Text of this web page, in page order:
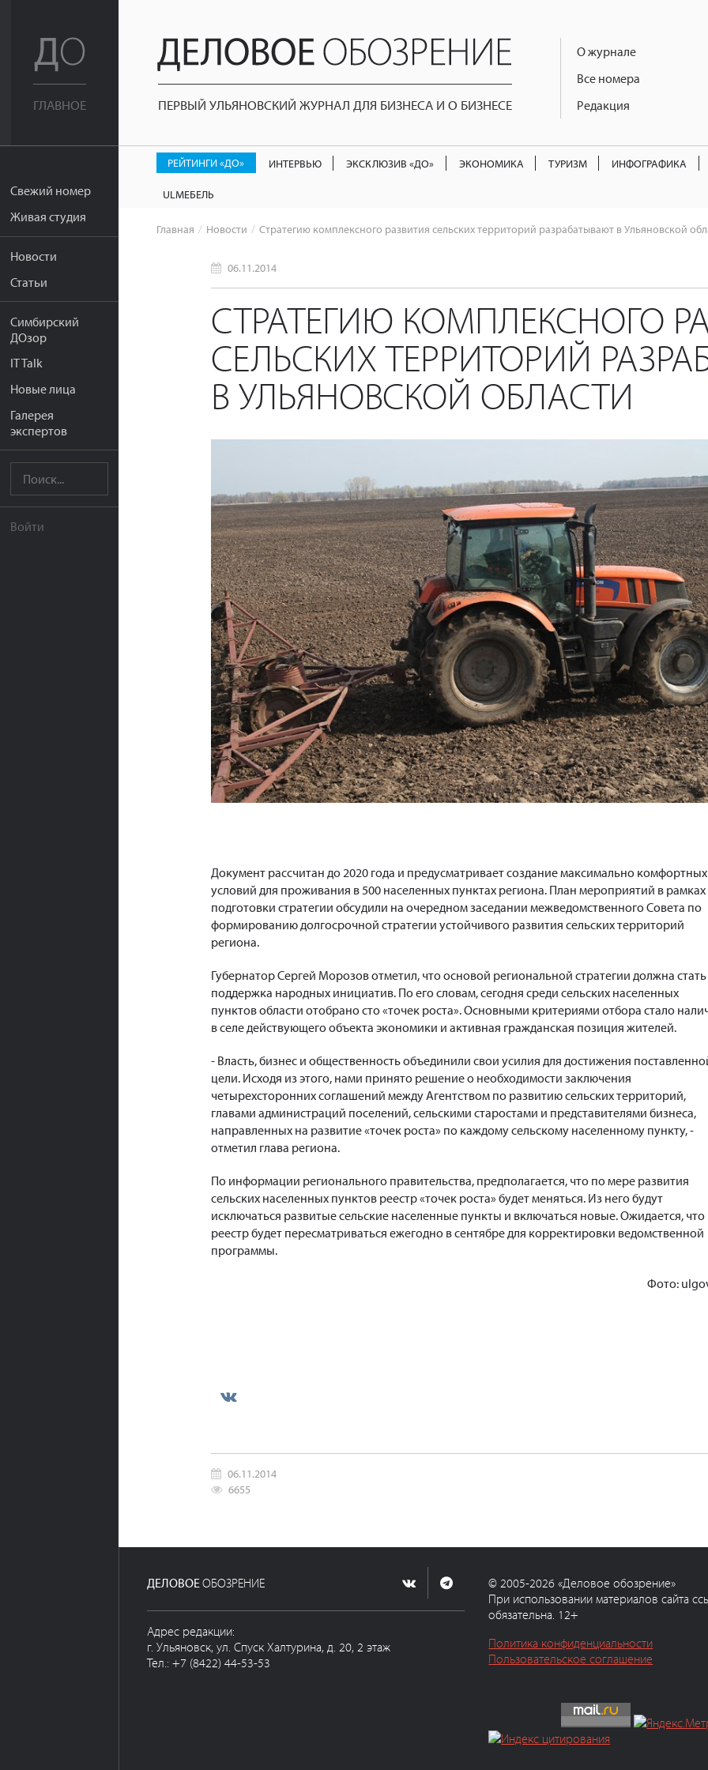
ГЛАВНОЕ
Свежий номер
Живая студия
Новости
Статьи
Симбирский
ДОзор
IT Talk
Новые лица
Галерея
экспертов
Войти
ПЕРВЫЙ УЛЬЯНОВСКИЙ ЖУРНАЛ ДЛЯ БИЗНЕСА И О БИЗНЕСЕ
О журнале
Все номера
Редакция
РЕЙТИНГИ «ДО» ИНТЕРВЬЮ ЭКСКЛЮЗИВ «ДО» ЭКОНОМИКА ТУРИЗМ ИНФОГРАФИКА
ULМЕБЕЛЬ
Главная Новости Стратегию комплексного развития сельских территорий разрабатывают в Ульяновской
06.11.2014
СТРАТЕГИЮ КОМПЛЕКСНОГО
СЕЛЬСКИХ ТЕРРИТОРИЙ
В УЛЬЯНОВСКОЙ ОБЛАСТИ
Документ рассчитан до 2020 года и предусматривает создание максимально комфортных
условий для проживания в 500 населенных пунктах региона. План мероприятий в рамках
подготовки стратегии обсудили на очередном заседании межведомственного Совета по
формированию долгосрочной стратегии устойчивого развития сельских территорий
региона.
Губернатор Сергей Морозов отметил, что основой региональной стратегии должна стать
поддержка народных инициатив. По его словам, сегодня среди сельских населенных
пунктов области отобрано сто «точек роста». Основными критериями отбора стало
в селе действующего объекта экономики и активная гражданская позиция жителей.
- Власть, бизнес и общественность объединили свои усилия для достижения
цели. Исходя из этого, нами принято решение о необходимости заключения
четырехсторонних соглашений между Агентством по развитию сельских территорий,
главами администраций поселений, сельскими старостами и представителями бизнеса,
направленных на развитие «точек роста» по каждому сельскому населенному пункту, -
отметил глава региона.
По информации регионального правительства, предполагается, что по мере развития
сельских населенных пунктов реестр «точек роста» будет меняться. Из него будут
исключаться развитые сельские населенные пункты и включаться новые. Ожидается, что
реестр будет пересматриваться ежегодно в сентябре для корректировки ведомственной
программы.
Фото:
06.11.2014
6655
ДЕЛОВОЕОБОЗРЕНИЕ
Адрес редакции:
г. Ульяновск, ул. Спуск Халтурина, д. 20, 2 этаж
Тел.: +7 (8422) 44-53-53
© 2005-2026 «Деловое обозрение»
При использовании материалов сайта
обязательна. 12+
Политика конфиденциальности
Пользовательское соглашение